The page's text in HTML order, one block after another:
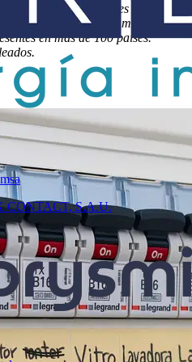
CONTACT, S.A.U.
es una de las grandes empresas
tecnológica en el mercado
en más de 100 países.